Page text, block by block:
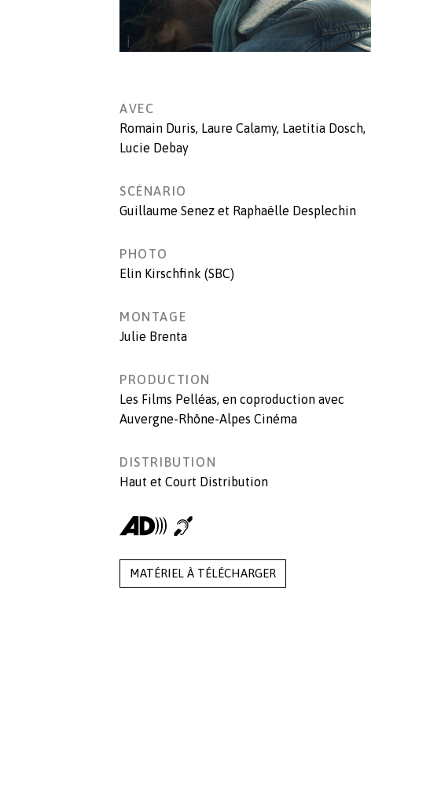
AVEC
Romain Duris, Laure Calamy, Laetitia Dosch,
Lucie Debay
SCÉNARIO
Guillaume Senez et Raphaëlle Desplechin
PHOTO
Elin Kirschfink (SBC)
MONTAGE
Julie Brenta
PRODUCTION
Les Films Pelléas, en coproduction avec
Auvergne-Rhône-Alpes Cinéma
DISTRIBUTION
Haut et Court Distribution
MATÉRIEL À TÉLÉCHARGER